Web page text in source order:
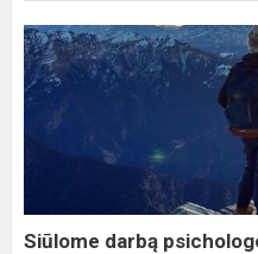
Siūlome
darbą
psichologo
pareigoms
užimti
Siūlome darbą